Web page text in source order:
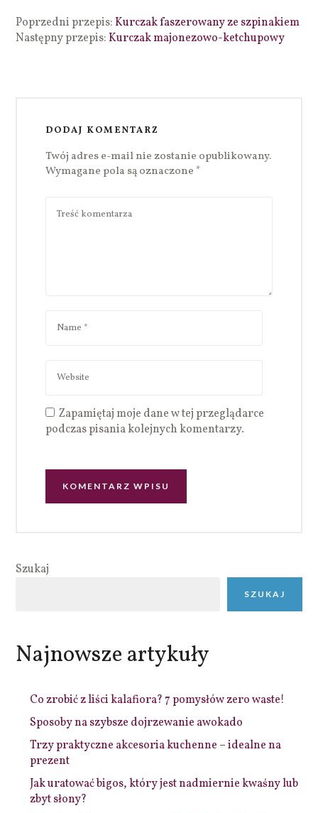
Poprzedni przepis:Kurczak faszerowany ze szpinakiem
Następny przepis:Kurczak majonezowo-ketchupowy
DODAJ KOMENTARZ
Twój adres e-mail nie zostanie opublikowany.
Wymagane pola są oznaczone *
Zapamiętaj moje dane w tej przeglądarce
podczas pisania kolejnych komentarzy.
Szukaj
SZUKAJ
Najnowsze artykuły
Co zrobić z liści kalafiora? 7 pomysłów zero waste!
Sposoby na szybsze dojrzewanie awokado
Trzy praktyczne akcesoria kuchenne – idealne na
prezent
Jak uratować bigos, który jest nadmiernie kwaśny lub
zbyt słony?